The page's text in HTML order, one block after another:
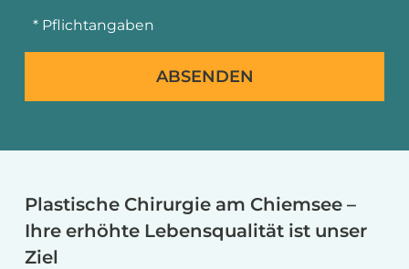
* Pflichtangaben
ABSENDEN
Plastische Chirurgie am Chiemsee –
Ihre erhöhte Lebensqualität ist unser
Ziel